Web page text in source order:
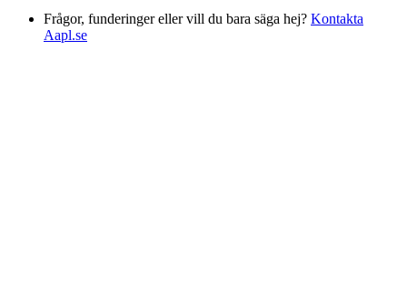
Frågor, funderinger eller vill du bara säga hej? Kontakta
Aapl.se